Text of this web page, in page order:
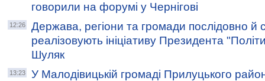
говорили на форумі у Чернігові
12:26
Держава, регіони та громади послідовно й
реалізовують ініціативу Президента
Шуляк
13:23
У Малодівицькій громаді Прилуцького